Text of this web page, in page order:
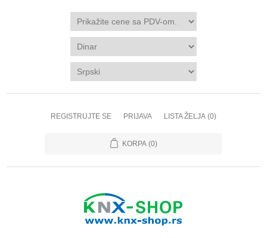
REGISTRUJTE SE PRIJAVA LISTA ŽELJA (0)
KORPA (0)